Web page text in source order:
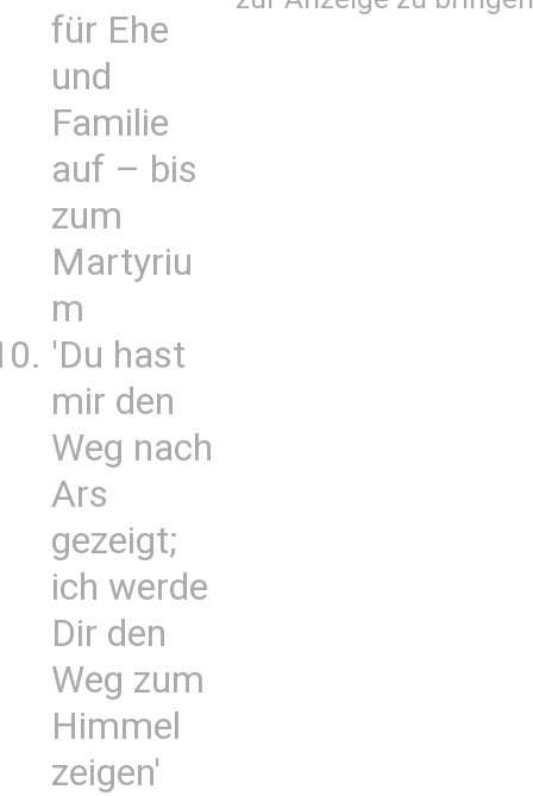
für Ehe
und
Familie
auf – bis
zum
Martyriu
m
'Du hast
mir den
Weg nach
Ars
gezeigt;
ich werde
Dir den
Weg zum
Himmel
zeigen'